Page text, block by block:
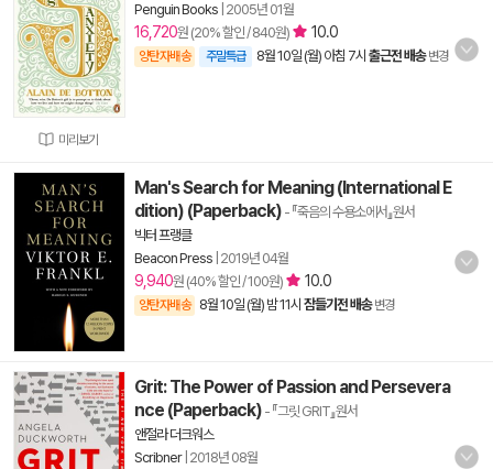
미리보기
Penguin Books 2005년 01월
16,720원 (20% 할인 / 840원) 10.0
양탄자배송 주말특급 8월 10일 (월) 아침 7시 출근전 배송 변경
Man's Search for Meaning (International E
dition) (Paperback) - 『죽음의 수용소에서』원서
빅터 프랭클
Beacon Press 2019년 04월
9,940원 (40% 할인 / 100원) 10.0
양탄자배송 8월 10일 (월) 밤 11시 잠들기전 배송 변경
Grit: The Power of Passion and Persevera
nce (Paperback) - 『그릿 GRIT』원서
앤절라 더크워스
Scribner| 2018년 08월